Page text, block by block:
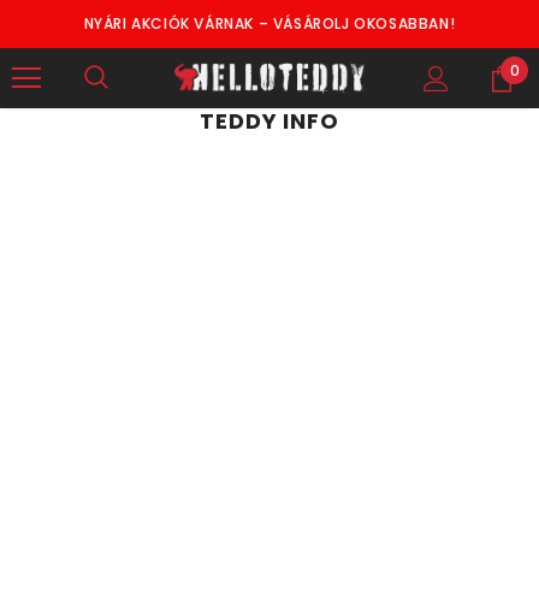
NYÁRI AKCIÓK VÁRNAK – VÁSÁROLJ OKOSABBAN!
0
TEDDY INFO